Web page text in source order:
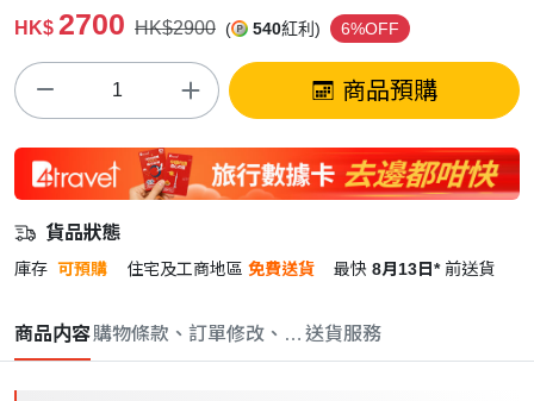
HK$ 2700 HK$2900 ( 540紅利) 6%OFF
商品預購
貨品狀態
庫存 可預購 住宅及工商地區 免費送貨 最快 8月13日* 前送貨
商品内容購物條款、訂單修改、取消與退款政策
送貨服務